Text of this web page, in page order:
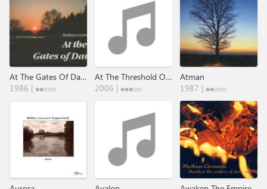
At The Gates Of Dawn
1986 |
At The Threshold Of Calm
2006 |
Atman
1987 |